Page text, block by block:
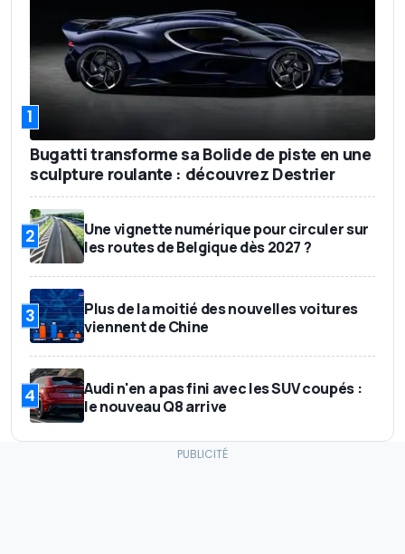
1
Bugatti transforme sa Bolide de piste en une
sculpture roulante : découvrez Destrier
2
Une vignette numérique pour circuler sur
les routes de Belgique dès 2027 ?
3
Plus de la moitié des nouvelles voitures
viennent de Chine
4
Audi n'en a pas fini avec les SUV coupés :
le nouveau Q8 arrive